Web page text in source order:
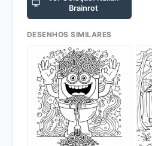
Brainrot
DESENHOS SIMILARES